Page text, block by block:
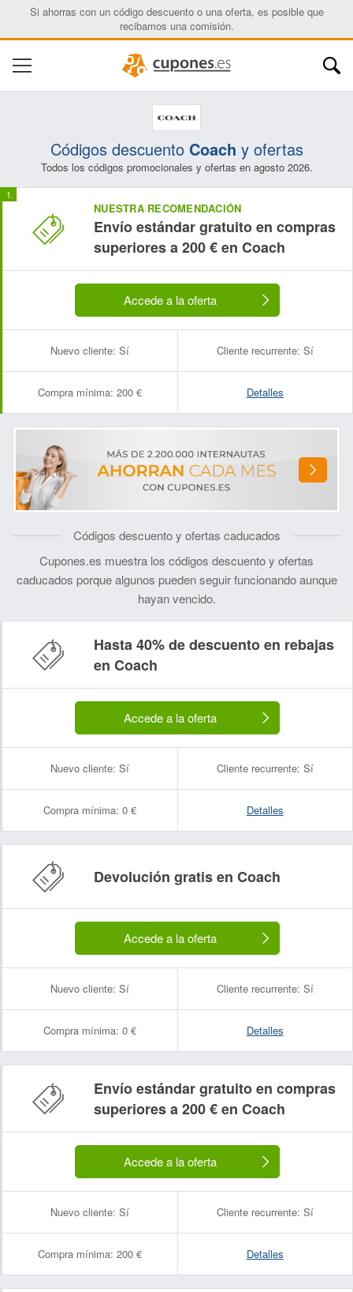
Si ahorras con un código descuento o una oferta, es posible que
recibamos una comisión.
Códigos descuento Coach y ofertas
Todos los códigos promocionales y ofertas en agosto 2026.
NUESTRA RECOMENDACIÓN
Envío estándar gratuito en compras
superiores a 200 € en Coach
Accede a la oferta
Nuevo cliente: Sí Cliente recurrente: Sí
Compra mínima: 200 € Detalles
Códigos descuento y ofertas caducados
Cupones.es muestra los códigos descuento y ofertas
caducados porque algunos pueden seguir funcionando aunque
hayan vencido.
Hasta 40% de descuento en rebajas
en Coach
Accede a la oferta
Nuevo cliente: Sí Cliente recurrente: Sí
Compra mínima: 0 € Detalles
Devolución gratis en Coach
Accede a la oferta
Nuevo cliente: Sí Cliente recurrente: Sí
Compra mínima: 0 € Detalles
Envío estándar gratuito en compras
superiores a 200 € en Coach
Accede a la oferta
Nuevo cliente: Sí Cliente recurrente: Sí
Compra mínima: 200 € Detalles